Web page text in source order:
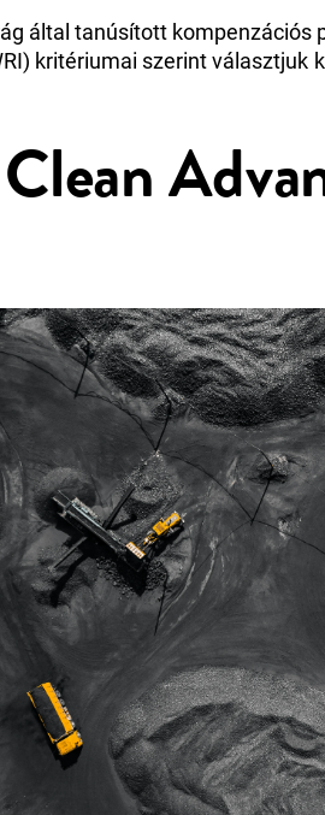
által tanúsított
kritériumai szerint választjuk